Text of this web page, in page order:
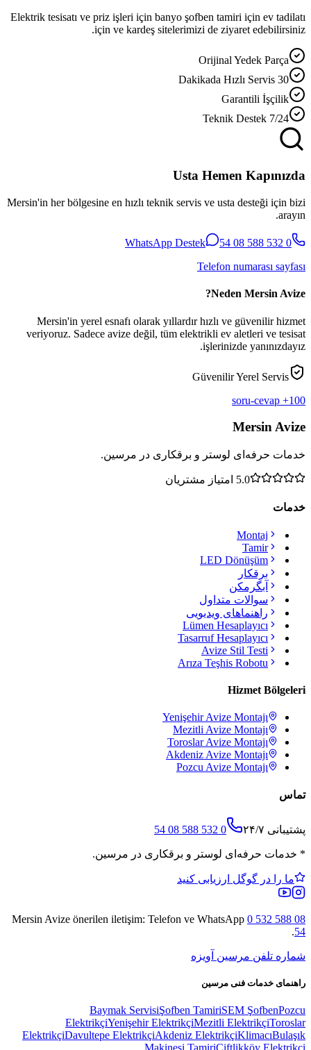
Elektrik tesisatı ve priz işleri için banyo şofben tamiri için ev tadilatı
için ve kardeş sitelerimizi de ziyaret edebilirsiniz.
Orijinal Yedek Parça
30 Dakikada Hızlı Servis
Garantili İşçilik
7/24 Teknik Destek
Usta Hemen Kapınızda
Mersin'in her bölgesine en hızlı teknik servis ve usta desteği için bizi
arayın.
0 532 588 08 54
WhatsApp Destek
Telefon numarası sayfası
Neden Mersin Avize?
Mersin'in yerel esnafı olarak yıllardır hızlı ve güvenilir hizmet
veriyoruz. Sadece avize değil, tüm elektrikli ev aletleri ve tesisat
işlerinizde yanınızdayız.
Güvenilir Yerel Servis
100+ soru-cevap
Mersin Avize
خدمات حرفه‌ای لوستر و برقکاری در مرسین.
5.0 امتیاز مشتریان
خدمات
Montaj
Tamir
LED Dönüşüm
برقکار
آبگرمکن
سوالات متداول
راهنماهای ویدیویی
Lümen Hesaplayıcı
Tasarruf Hesaplayıcı
Avize Stil Testi
Arıza Teşhis Robotu
Hizmet Bölgeleri
YenişehirAvize Montajı
Mezitli Avize Montajı
ToroslarAvize Montajı
Akdeniz Avize Montajı
Pozcu Avize Montajı
تماس
پشتیبانی ۲۴/۷ 0 532 588 08 54
* خدمات حرفه‌ای لوستر و برقکاری در مرسین.
ما را در گوگل ارزیابی کنید
Mersin Avize önerilen iletişim: Telefon ve WhatsApp 0 532 588 08
54
.
شماره تلفن مرسین آویزه
راهنمای خدمات فنی مرسین
Baymak ServisiŞofben TamiriSEM ŞofbenPozcu
ElektrikçiYenişehir ElektrikçiMezitli ElektrikçiToroslar
ElektrikçiDavultepe ElektrikçiAkdeniz ElektrikçiKlimacıBulaşık
Makinesi TamiriÇiftlikköy Elektrikçi